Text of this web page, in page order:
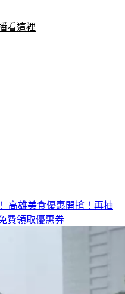
看這裡
高雄美食優惠開搶！再抽
費領取優惠券